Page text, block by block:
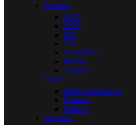
Contator
110V
220V
12V
24V
Acessórios
Bobina
Grandes
Chave
Seletor Iluminação
Pulsante
Seletora
Disjuntor